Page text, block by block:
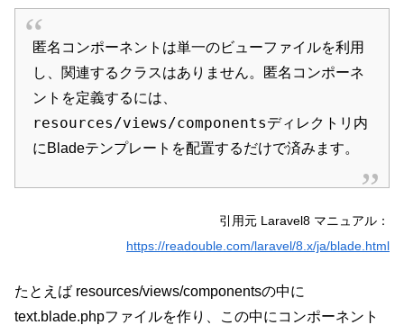
匿名コンポーネントは単一のビューファイルを利用
し、関連するクラスはありません。匿名コンポーネ
ントを定義するには、
resources/views/componentsディレクトリ内
にBladeテンプレートを配置するだけで済みます。
引用元 Laravel8 マニュアル：
https://readouble.com/laravel/8.x/ja/blade.html
たとえば resources/views/componentsの中に
text.blade.phpファイルを作り、この中にコンポーネント